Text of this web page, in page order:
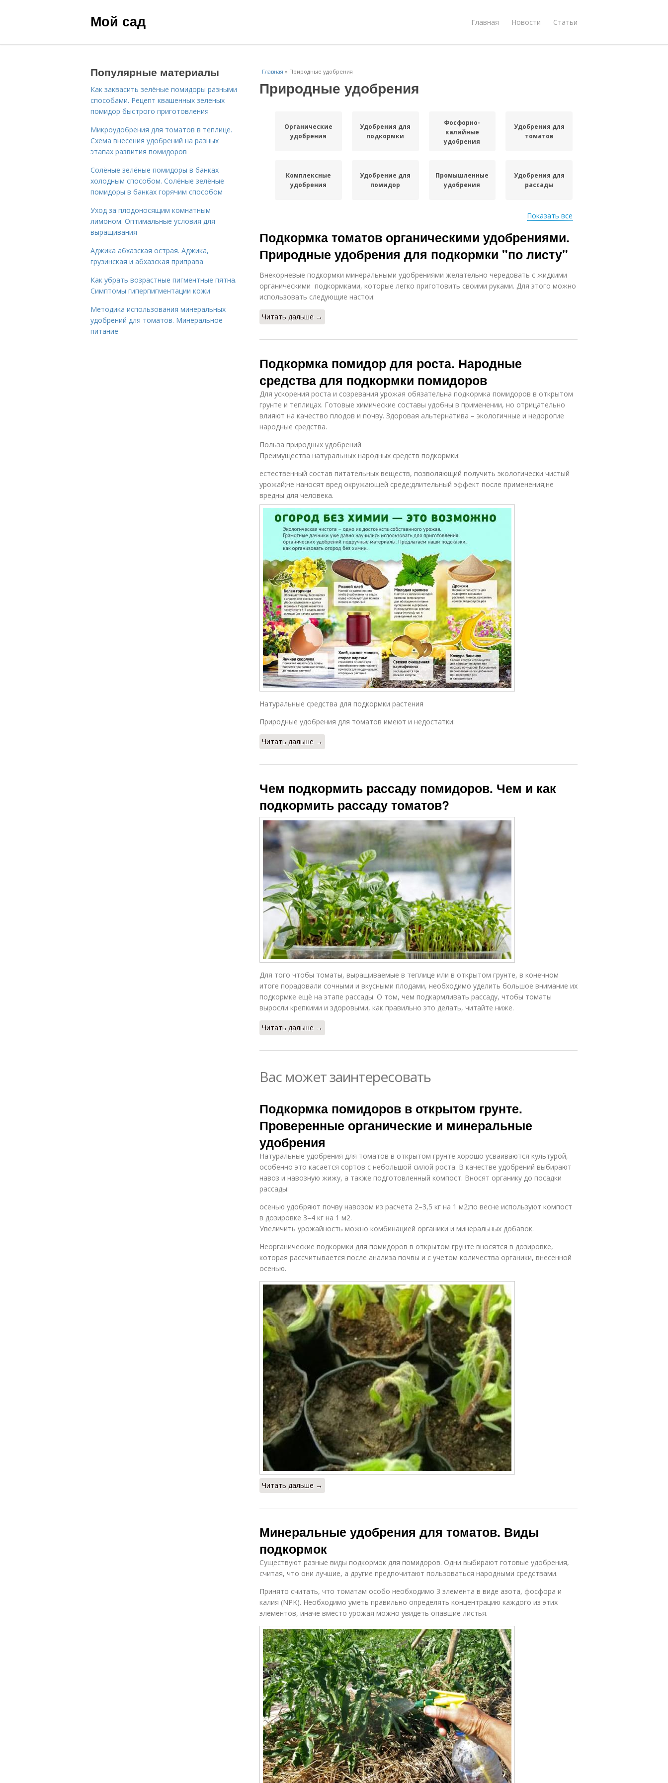
Мой сад Главная Новости Статьи
Главная » Природные удобрения
Природные удобрения
Органические
удобрения
Удобрения для
подкормки
Фосфорно-
калийные
удобрения
Удобрения для
томатов
Комплексные
удобрения
Удобрение для
помидор
Промышленные
удобрения
Удобрения для
рассады
удобрения
Показать все
Подкормка томатов органическими удобрениями.
Природные удобрения для подкормки "по листу"
Внекорневые подкормки минеральными удобрениями желательно чередовать с жидкими
органическими подкормками, которые легко приготовить своими руками. Для этого можно
использовать следующие настои:
Читать дальше →
Подкормка помидор для роста. Народные
средства для подкормки помидоров
Для ускорения роста и созревания урожая обязательна подкормка помидоров в открытом
грунте и теплицах. Готовые химические составы удобны в применении, но отрицательно
влияют на качество плодов и почву. Здоровая альтернатива – экологичные и недорогие
народные средства.
Польза природных удобрений
Преимущества натуральных народных средств подкормки:
естественный состав питательных веществ, позволяющий получить экологически чистый
урожай;не наносят вред окружающей среде;длительный эффект после применения;не
вредны для человека.
Натуральные средства для подкормки растения
Природные удобрения для томатов имеют и недостатки:
Читать дальше →
Чем подкормить рассаду помидоров. Чем и как
подкормить рассаду томатов?
Для того чтобы томаты, выращиваемые в теплице или в открытом грунте, в конечном
итоге порадовали сочными и вкусными плодами, необходимо уделить большое внимание их
подкормке ещё на этапе рассады. О том, чем подкармливать рассаду, чтобы томаты
выросли крепкими и здоровыми, как правильно это делать, читайте ниже.
Читать дальше →
Вас может заинтересовать
Подкормка помидоров в открытом грунте.
Проверенные органические и минеральные
удобрения
Натуральные удобрения для томатов в открытом грунте хорошо усваиваются культурой,
особенно это касается сортов с небольшой силой роста. В качестве удобрений выбирают
навоз и навозную жижу, а также подготовленный компост. Вносят органику до посадки
рассады:
осенью удобряют почву навозом из расчета 2–3,5 кг на 1 м2;по весне используют компост
в дозировке 3–4 кг на 1 м2.
Увеличить урожайность можно комбинацией органики и минеральных добавок.
Неорганические подкормки для помидоров в открытом грунте вносятся в дозировке,
которая рассчитывается после анализа почвы и с учетом количества органики, внесенной
осенью.
Читать дальше →
Минеральные удобрения для томатов. Виды
подкормок
Существуют разные виды подкормок для помидоров. Одни выбирают готовые удобрения,
считая, что они лучшие, а другие предпочитают пользоваться народными средствами.
Принято считать, что томатам особо необходимо 3 элемента в виде азота, фосфора и
калия (NPK). Необходимо уметь правильно определять концентрацию каждого из этих
элементов, иначе вместо урожая можно увидеть опавшие листья.
Популярные материалы
Как заквасить зелёные помидоры разными
способами. Рецепт квашенных зеленых
помидор быстрого приготовления
Микроудобрения для томатов в теплице.
Схема внесения удобрений на разных
этапах развития помидоров
Солёные зелёные помидоры в банках
холодным способом. Солёные зелёные
помидоры в банках горячим способом
Уход за плодоносящим комнатным
лимоном. Оптимальные условия для
выращивания
Аджика абхазская острая. Аджика,
грузинская и абхазская приправа
Как убрать возрастные пигментные пятна.
Симптомы гиперпигментации кожи
Методика использования минеральных
удобрений для томатов. Минеральное
питание